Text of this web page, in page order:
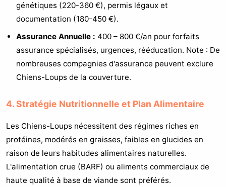
génétiques (220-360 €), permis légaux et
documentation (180-450 €).
Assurance Annuelle : 400 – 800 €/an pour forfaits
assurance spécialisés, urgences, rééducation. Note : De
nombreuses compagnies d'assurance peuvent exclure
Chiens-Loups de la couverture.
4. Stratégie Nutritionnelle et Plan Alimentaire
Les Chiens-Loups nécessitent des régimes riches en
protéines, modérés en graisses, faibles en glucides en
raison de leurs habitudes alimentaires naturelles.
L'alimentation crue (BARF) ou aliments commerciaux de
haute qualité à base de viande sont préférés.